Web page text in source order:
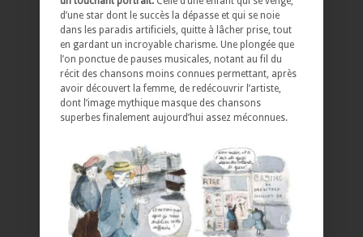
d’une star dont le succès la dépasse et qui se noie
dans les paradis artificiels, quitte à lâcher prise, tout
en gardant un incroyable charisme. Une plongée que
l’on ponctue de pauses musicales, notant au fil du
récit des chansons moins connues permettant, après
avoir découvert la femme, de redécouvrir l’artiste,
dont l’image mythique masque des chansons
superbes finalement aujourd’hui assez méconnues.